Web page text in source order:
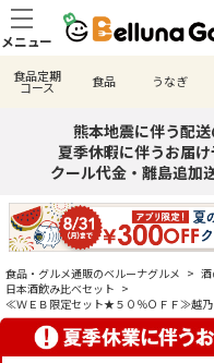
食品定期
コース 食品 うなぎ
熊本地震に伴う配
夏季休暇に伴うお届
クール代金・離島追加
食品・グルメ通販のベルーナグルメ >
日本酒飲み比べセット >
≪ＷＥＢ限定セット★５０％ＯＦＦ≫越乃